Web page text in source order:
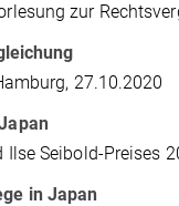
zur
27.10.2020
Ilse Seibold-Preises
in Japan